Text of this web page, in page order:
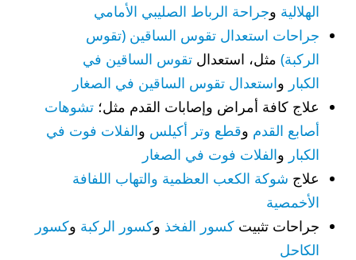
الهلالية وجراحة الرباط الصليبي الأمامي
جراحات استعدال تقوس الساقين (تقوس
الركبة) مثل، استعدال تقوس الساقين في
الكبار واستعدال تقوس الساقين في الصغار
علاج كافة أمراض وإصابات القدم مثل؛تشوهات
أصابع القدم وقطع وتر أكيلس والفلات فوت في
الكبار والفلات فوت في الصغار
علاج شوكة الكعب العظمية والتهاب اللفافة
الأخمصية
جراحات تثبيت كسور الفخذ وكسور الركبة وكسور
الكاحل